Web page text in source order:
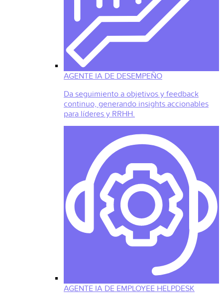
AGENTE IA DE DESEMPEÑO
Da seguimiento a objetivos y feedback
continuo, generando insights accionables
para líderes y RRHH.
AGENTE IA DE EMPLOYEE HELPDESK